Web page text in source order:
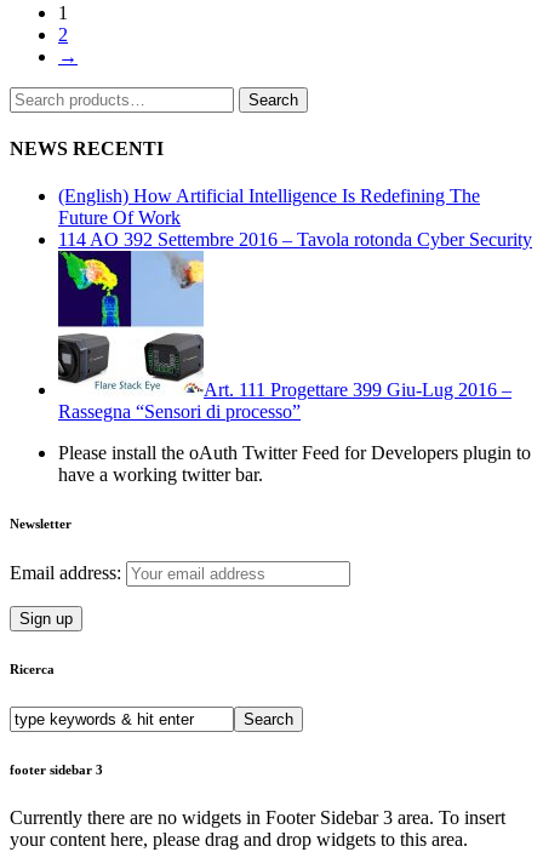
1
2
→
Search
for:
Search
NEWS RECENTI
(English) How Artificial Intelligence Is Redefining The
Future Of Work
114 AO 392 Settembre 2016 – Tavola rotonda Cyber Security
Art. 111 Progettare 399 Giu-Lug 2016 –
Rassegna “Sensori di processo”
Please install the oAuth Twitter Feed for Developers plugin to
have a working twitter bar.
Newsletter
Email address:
Ricerca
footer sidebar 3
Currently there are no widgets in Footer Sidebar 3 area. To insert
your content here, please drag and drop widgets to this area.